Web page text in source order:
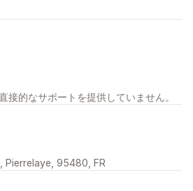
接的なサポートを提供していません。
Pierrelaye, 95480, FR